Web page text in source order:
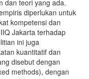
dan teori yang ada.
diperlukan untuk
kompetensi dan
Jakarta terhadap
ini juga
kuantitatif dan
disebut dengan
methods), dengan